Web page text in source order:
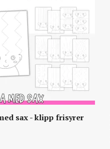
sax - klipp frisyrer